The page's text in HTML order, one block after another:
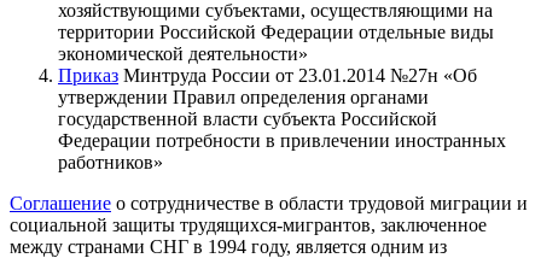
хозяйствующими субъектами, осуществляющими на
территории Российской Федерации отдельные виды
экономической деятельности»
Приказ Минтруда России от 23.01.2014 №27н «Об
утверждении Правил определения органами
государственной власти субъекта Российской
Федерации потребности в привлечении иностранных
работников»
Соглашение о сотрудничестве в области трудовой миграции и
социальной защиты трудящихся-мигрантов, заключенное
между странами СНГ в 1994 году, является одним из